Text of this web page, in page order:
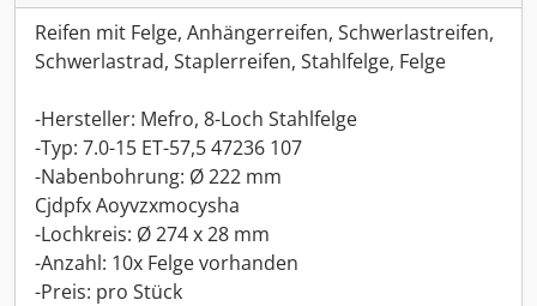
Reifen mit Felge, Anhängerreifen, Schwerlastreifen,
Schwerlastrad, Staplerreifen, Stahlfelge, Felge
-Hersteller: Mefro, 8-Loch Stahlfelge
-Typ: 7.0-15 ET-57,5 47236 107
-Nabenbohrung: Ø 222 mm
Cjdpfx Aoyvzxmocysha
-Lochkreis: Ø 274 x 28 mm
-Anzahl: 10x Felge vorhanden
-Preis: pro Stück